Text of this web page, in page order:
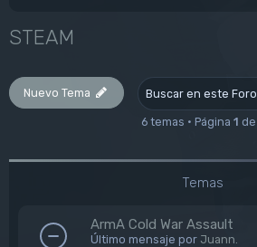
STEAM
Nuevo Tema
6 temas • Página 1 de
Temas
ArmA Cold War Assault
Último mensaje por Juann.